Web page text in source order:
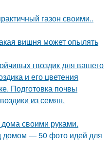
газон своими..
вишня может опылять
гвоздик для вашего
и его цветения
Подготовка почвы
из семян.
дома своими руками.
домом — 50 фото идей для